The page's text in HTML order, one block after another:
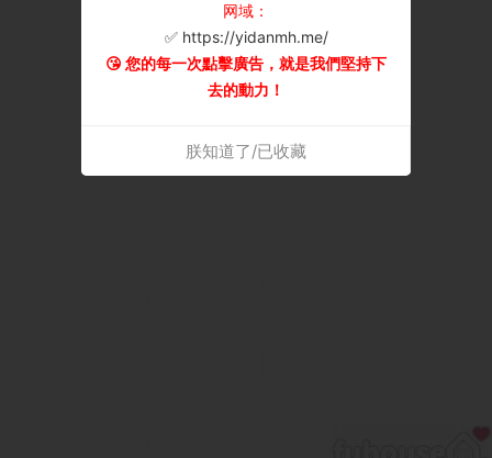
网域：
✅ https://yidanmh.me/
😘 您的每一次點擊廣告，就是我們堅持下
去的動力！
朕知道了/已收藏